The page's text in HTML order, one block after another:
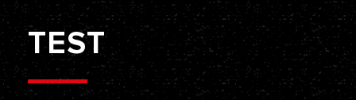
TEST